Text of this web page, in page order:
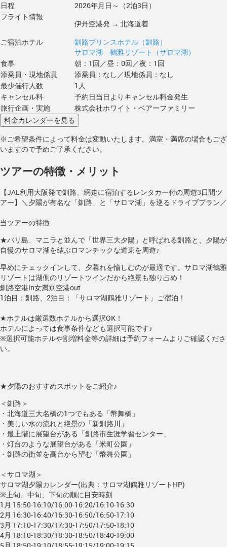
日程
2026年月日～（2泊3日）
フライト情報
伊丹空港発 → 北海道着
ご宿泊ホテル
釧路プリンスホテル（釧路）
サロマ湖 鶴雅リゾート（サロマ湖）
食事
朝：1回／昼：0回／夜：1回
添乗員・現地係員
添乗員：なし／現地係員：なし
最少催行人数
1人
キャンセル料
予約日当日よりキャンセル料金発生
旅行企画・実施
株式会社ホワイト・ベアーファミリー
※ご希望条件によって料金は変動いたします。満室・満席の場合もござ
いますので予めご了承ください。
ツアーの特徴・メリット
【JAL利用大阪発で釧路、網走に宿泊するレンタカー付の周遊3日間ツ
アー】＼夕陽が有名な「釧路」と「サロマ湖」を巡るドライブプラン／
当ツアーの特徴
★バリ島、マニラと並んで「世界三大夕陽」と呼ばれる釧路と、夕陽が
自慢のサロマ湖を結ぶロマンチックな道東を周遊♪
早めにチェックインして、夕暮れを愉しむのが最適です。サロマ湖鶴雅
リゾートは湖側のリゾートツインだから絶景も独り占め！
釧路空港in女満別空港out
1泊目：釧路、2泊目：「サロマ湖鶴雅リゾート」ご宿泊！
★ホテルは厳選数ホテルから選択OK！
ホテルによっては食事条件なども選択可能です♪
※選択可能ホテルや割増料金等の詳細は予約フォームよりご確認くださ
い。
★夕陽のおすすめスポットをご紹介♪
＜釧路＞
・北海道三大名橋の1つでもある「幣舞橋」
・美しい水の流れと絶景の「新釧路川」
・最上階に展望台がある「釧路市生涯学習センター」
・灯台のような展望台がある「米町公園」
・釧路の街並を高台から望む「幣舞公園」
＜サロマ湖＞
サロマ湖夕陽カレンダー(出典：サロマ湖鶴雅リゾートHP)
※上旬、中旬、下旬の順に目安時刻
1月 15:50-16:10/16:00-16:20/16:10-16:30
2月 16:30-16:40/16:30-16:50/16:50-17:10
3月 17:10-17:30/17:30-17:50/17:50-18:10
4月 18:10-18:30/18:30-18:50/18:40-19:00